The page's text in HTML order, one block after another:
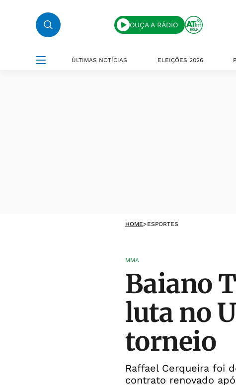
OUÇA A RÁDIO
ÚLTIMAS NOTÍCIAS ELEIÇÕES 2026
HOME>ESPORTES
MMA
Baiano
luta no
torneio
Raffael Cerqueira foi
contrato renovado